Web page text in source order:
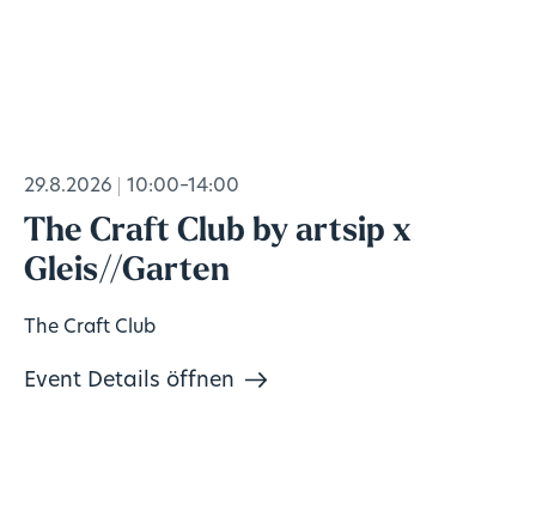
29.8.2026 10:00–14:00
The Craft Club by artsip x
Gleis//Garten
The Craft Club
Event Details öffnen